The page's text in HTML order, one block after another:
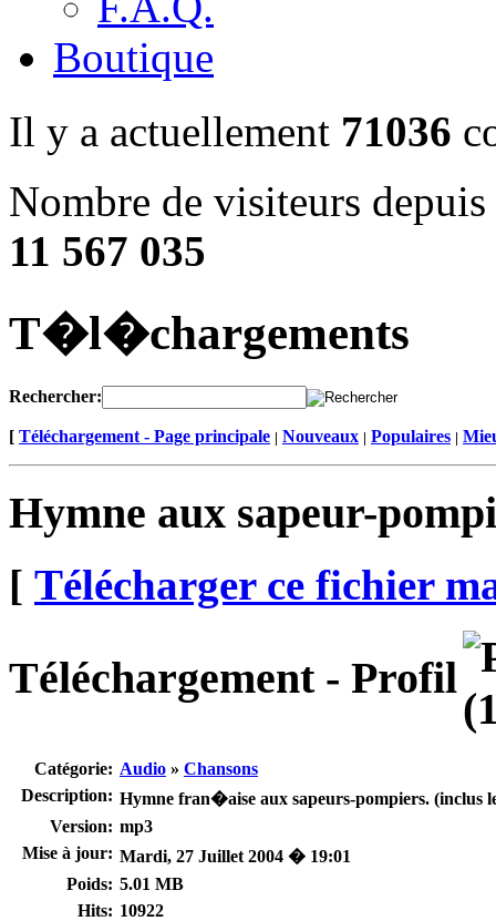
Boutique
Il y a actuellement 71036
Nombre de visiteurs
11 567 035
T�l�chargements
Rechercher:
[ Téléchargement - Page principale | Nouveaux | Populaires |
Hymne aux sapeur-
[ Télécharger ce fichier
Téléchargement - Profil
Catégorie: Audio » Chansons
Description: Hymne fran�aise aux sapeurs-pompiers. (inclus
Version: mp3
Mise à jour: Mardi, 27 Juillet 2004 � 19:01
Poids: 5.01 MB
Hits: 10922